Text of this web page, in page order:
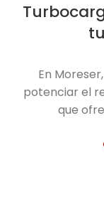
En
potenciar el
que